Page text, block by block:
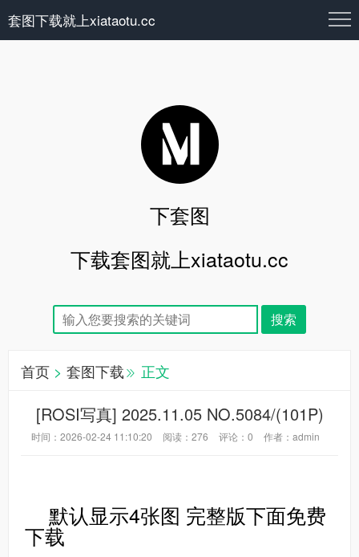
套图下载就上xiataotu.cc
下套图
下载套图就上xiataotu.cc
首页 > 套图下载 正文
[ROSI写真] 2025.11.05 NO.5084/(101P)
时间：2026-02-24 11:10:20 阅读： 276 评论： 0 作者：admin
默认显示4张图 完整版下面免费
下载